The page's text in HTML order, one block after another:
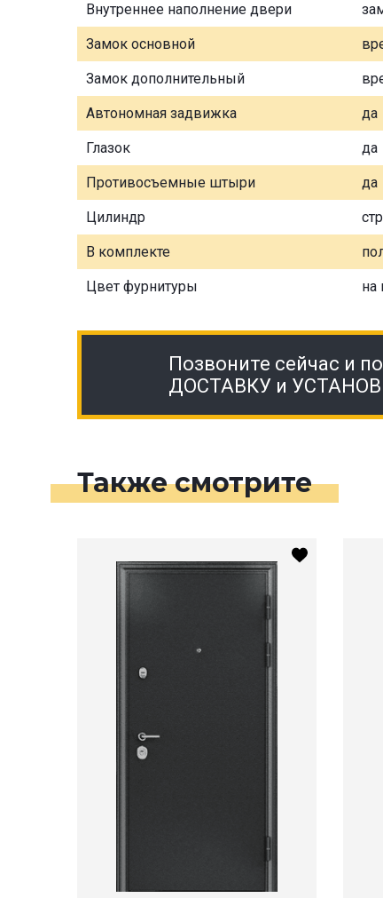
Внутреннее наполнение двери
Замок основной
Замок дополнительный
Автономная задвижка да
Глазок да
Противосъемные штыри да
Цилиндр
В комплекте
Цвет фурнитуры на
Позвоните сейчас и
ДОСТАВКУ и
Также смотрите